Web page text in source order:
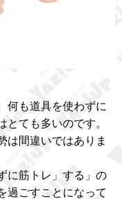
何も道具を使わずに
ても多いのです。
は間違いではありま
に筋トレ」する」の
過ごすことになって